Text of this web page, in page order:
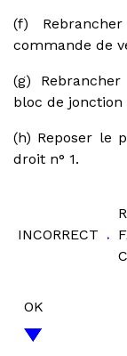
(f)
commande de
(g)
bloc de jonction
(h) Reposer le
droit n° 1.
INCORRECT
OK